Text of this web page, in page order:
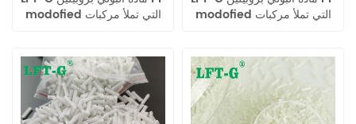
modofied التي تملأ مركبات
modofied التي تملأ مركبات